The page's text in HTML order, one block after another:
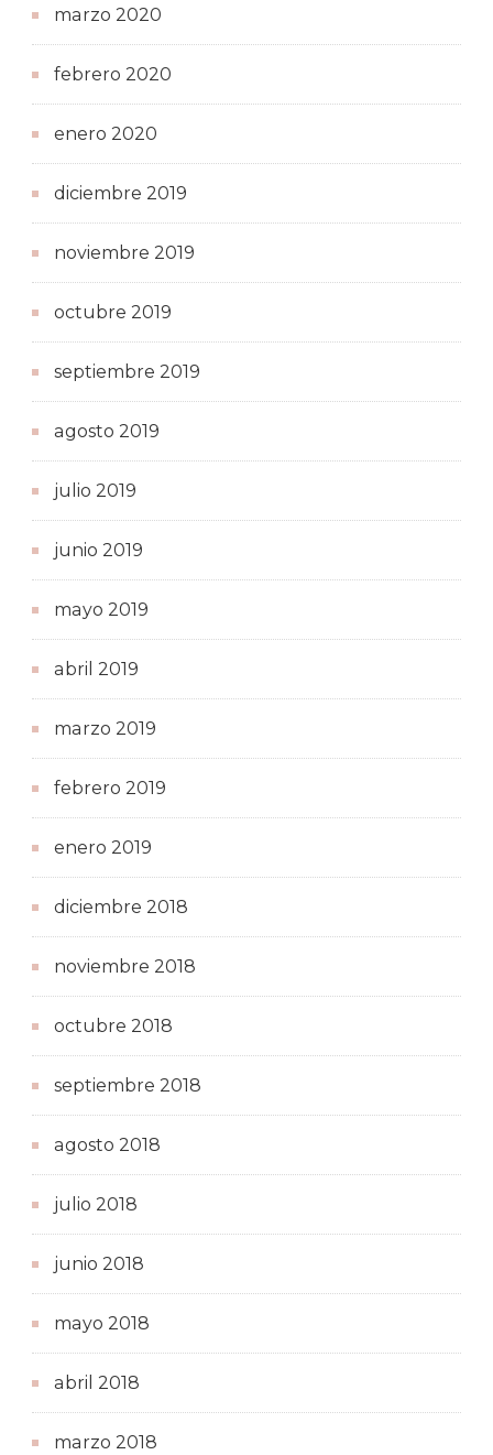
marzo 2020
febrero 2020
enero 2020
diciembre 2019
noviembre 2019
octubre 2019
septiembre 2019
agosto 2019
julio 2019
junio 2019
mayo 2019
abril 2019
marzo 2019
febrero 2019
enero 2019
diciembre 2018
noviembre 2018
octubre 2018
septiembre 2018
agosto 2018
julio 2018
junio 2018
mayo 2018
abril 2018
marzo 2018